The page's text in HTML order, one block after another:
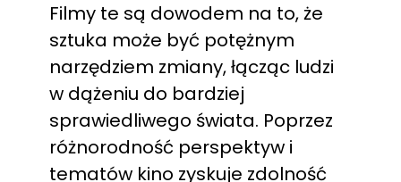
Filmy te są dowodem na to, że
sztuka może być potężnym
narzędziem zmiany, łącząc ludzi
w dążeniu do bardziej
sprawiedliwego świata. Poprzez
różnorodność perspektyw i
tematów kino zyskuje zdolność